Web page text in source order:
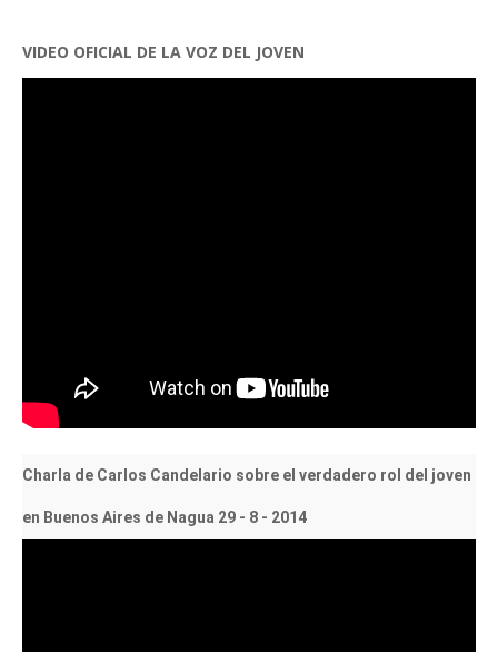
VIDEO OFICIAL DE LA VOZ DEL JOVEN
Charla de Carlos Candelario sobre el verdadero rol del joven
en Buenos Aires de Nagua 29 - 8 - 2014